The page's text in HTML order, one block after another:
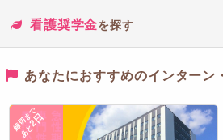
看護奨学金を探す
あなたにおすすめのインターン
締切まで
あと
2日